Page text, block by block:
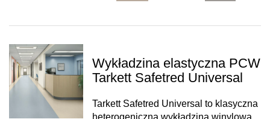
Wykładzina elastyczna PCW
Tarkett Safetred Universal
Tarkett Safetred Universal to klasyczna